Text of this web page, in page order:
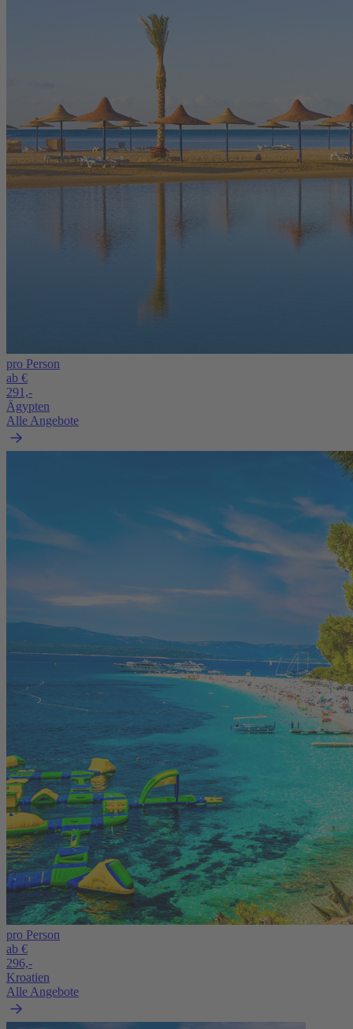
pro Person
ab €
291,-
Ägypten
Alle Angebote
pro Person
ab €
296,-
Kroatien
Alle Angebote